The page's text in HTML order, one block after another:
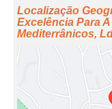
Localização
Excelência Para
Mediterrânicos,